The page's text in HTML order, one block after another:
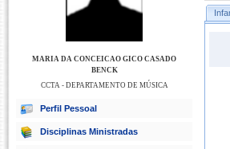
MARIA DA CONCEICAO GICO CASADO
BENCK
CCTA - DEPARTAMENTO DE MÚSICA
Perfil Pessoal
Disciplinas Ministradas